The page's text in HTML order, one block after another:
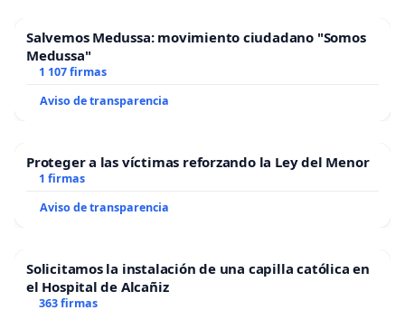
Salvemos Medussa: movimiento ciudadano "Somos
Medussa"
1 107 firmas
Aviso de transparencia
Proteger a las víctimas reforzando la Ley del Menor
1 firmas
Aviso de transparencia
Solicitamos la instalación de una capilla católica en
el Hospital de Alcañiz
363 firmas